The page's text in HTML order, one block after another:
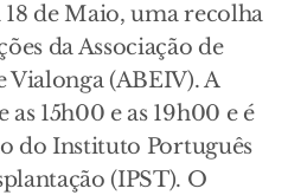
de Maio, uma recolha
da Associação de
(ABEIV). A
15h00 e as 19h00 e é
do Instituto Português
(IPST). O